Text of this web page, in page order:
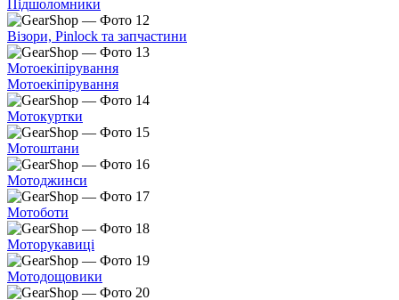
Підшоломники
Візори, Pinlock та запчастини
Мотоекіпірування
Мотоекіпірування
Мотокуртки
Мотоштани
Мотоджинси
Мотоботи
Моторукавиці
Мотодощовики